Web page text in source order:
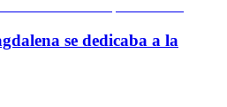
se dedicaba a la